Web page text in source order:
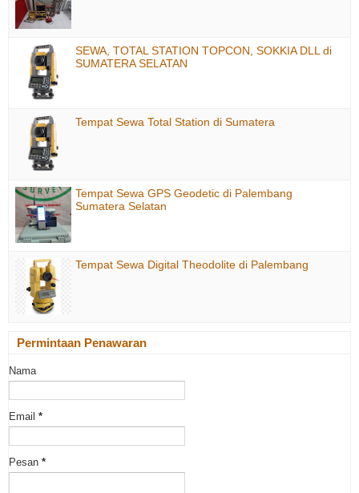
SEWA, TOTAL STATION TOPCON, SOKKIA DLL di
SUMATERA SELATAN
Tempat Sewa Total Station di Sumatera
Tempat Sewa GPS Geodetic di Palembang
Sumatera Selatan
Tempat Sewa Digital Theodolite di Palembang
Permintaan Penawaran
Nama
Email *
Pesan *